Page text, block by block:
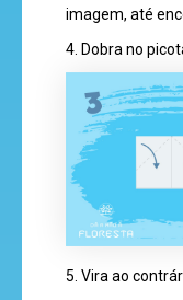
imagem, até
4. Dobra no
5. Vira ao